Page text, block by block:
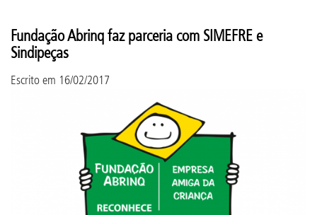
Fundação Abrinq faz parceria com SIMEFRE e
Sindipeças
Escrito em 16/02/2017